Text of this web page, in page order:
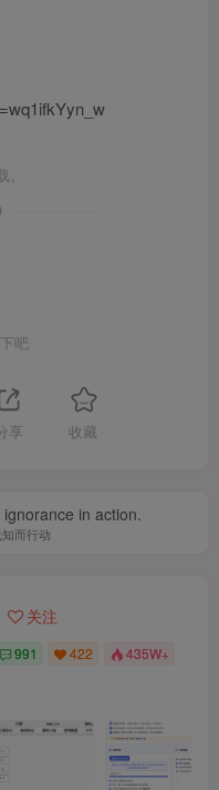
吧
享 收藏
in action.
而行动
关注
991 422 435W+